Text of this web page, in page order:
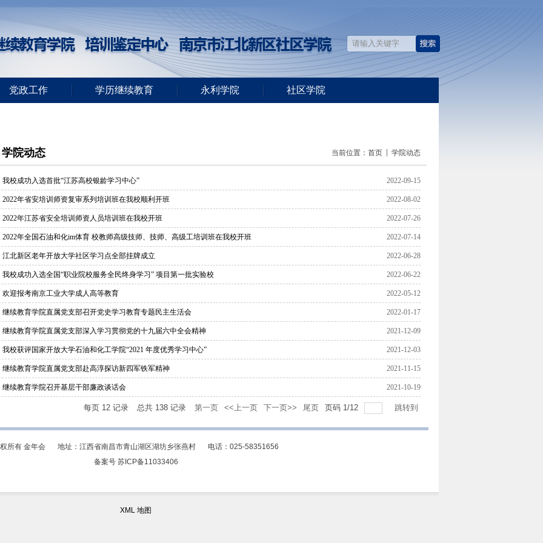
党政工作 学历继续教育 永利学院 社区学院
学院动态 当前位置： 首页 学院动态
我校成功入选首批“江苏高校银龄学习中心” 2022-09-15
2022年省安培训师资复审系列培训班在我校顺利开班 2022-08-02
2022年江苏省安全培训师资人员培训班在我校开班 2022-07-26
2022年全国石油和化im体育 校教师高级技师、技师、高级工培训班在我校开班 2022-07-14
江北新区老年开放大学社区学习点全部挂牌成立 2022-06-28
我校成功入选全国“职业院校服务全民终身学习” 项目第一批实验校 2022-06-22
欢迎报考南京工业大学成人高等教育 2022-05-12
继续教育学院直属党支部召开党史学习教育专题民主生活会 2022-01-17
继续教育学院直属党支部深入学习贯彻党的十九届六中全会精神 2021-12-09
我校获评国家开放大学石油和化工学院“2021 年度优秀学习中心” 2021-12-03
继续教育学院直属党支部赴高淳探访新四军铁军精神 2021-11-15
继续教育学院召开基层干部廉政谈话会 2021-10-19
每页 12 记录 总共 138 记录 第一页 <<上一页 下一页>> 尾页 页码 1/12 跳转到
所有 金年会 地址：江西省南昌市青山湖区湖坊乡张燕村
电话：025-58351656
备案号 苏ICP备11033406
XML 地图